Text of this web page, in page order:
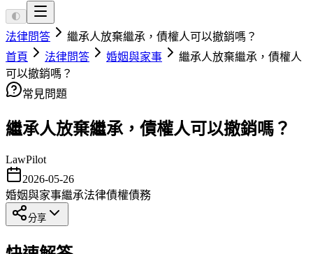
🌓
法律問答
繼承人放棄繼承，債權人可以撤銷嗎？
首頁
法律問答 婚姻與家事
繼承人放棄繼承，債權人
可以撤銷嗎？
常見問題
繼承人放棄繼承，債權人可以撤銷嗎？
LawPilot
2026-05-26
婚姻與家事繼承法律債權債務
分享